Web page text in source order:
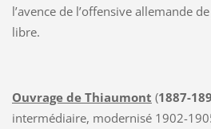
l’avence de l’offensive allemande
libre.
Ouvrage de Thiaumont (1887-
intermédiaire, modernisé 1902-